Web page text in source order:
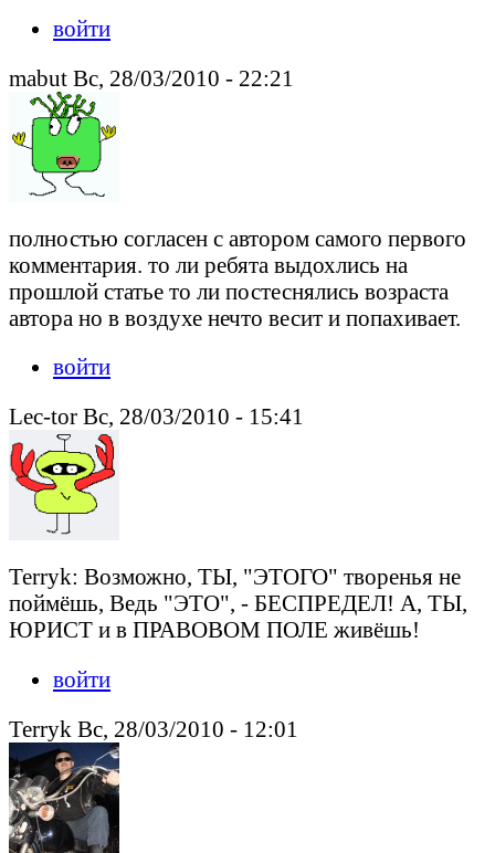
войти
mabut Вс, 28/03/2010 - 22:21
полностью согласен с автором самого первого
комментария. то ли ребята выдохлись на
прошлой статье то ли постеснялись возраста
автора но в воздухе нечто весит и попахивает.
войти
Lec-tor Вс, 28/03/2010 - 15:41
Terryk: Возможно, ТЫ, "ЭТОГО" творенья не
поймёшь, Ведь "ЭТО", - БЕСПРЕДЕЛ! А, ТЫ,
ЮРИСТ и в ПРАВОВОМ ПОЛЕ живёшь!
войти
Terryk Вс, 28/03/2010 - 12:01